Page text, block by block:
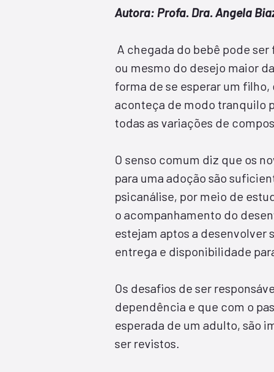
Autora: Profa. Dra. Angela
A chegada do bebê pode
ou mesmo do desejo maior
forma de se esperar um
aconteça de modo tranquilo
todas as variações de
O senso comum diz que os
para uma adoção são
psicanálise, por meio de
o acompanhamento do
estejam aptos a desenvolver
entrega e disponibilidade
Os desafios de ser
dependência e que com o
esperada de um adulto, são
ser revistos.